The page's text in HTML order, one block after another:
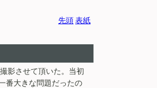
先頭 表紙
影させて頂いた。当初
番大きな問題だったの